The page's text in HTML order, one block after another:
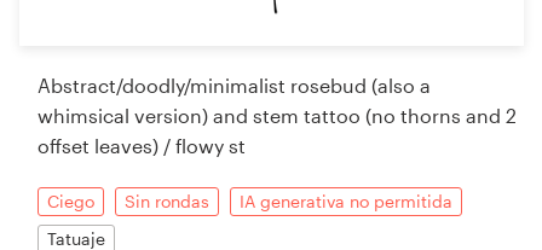
Abstract/doodly/minimalist rosebud (also a
whimsical version) and stem tattoo (no thorns and 2
offset leaves) / flowy st
Ciego Sin rondas
IA generativa no permitida
Tatuaje